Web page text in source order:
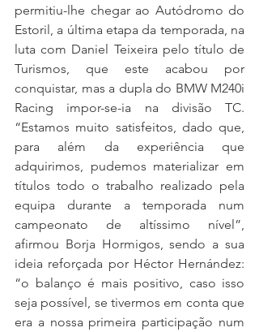
permitiu-lhe chegar ao Autódromo do
Estoril, a última etapa da temporada, na
luta com Daniel Teixeira pelo título de
Turismos, que este acabou por
conquistar, mas a dupla do BMW M240i
Racing impor-se-ia na divisão TC.
“Estamos muito satisfeitos, dado que,
para além da experiência que
adquirimos, pudemos materializar em
títulos todo o trabalho realizado pela
equipa durante a temporada num
campeonato de altíssimo nível”,
afirmou Borja Hormigos, sendo a sua
ideia reforçada por Héctor Hernández:
“o balanço é mais positivo, caso isso
seja possível, se tivermos em conta que
era a nossa primeira participação num